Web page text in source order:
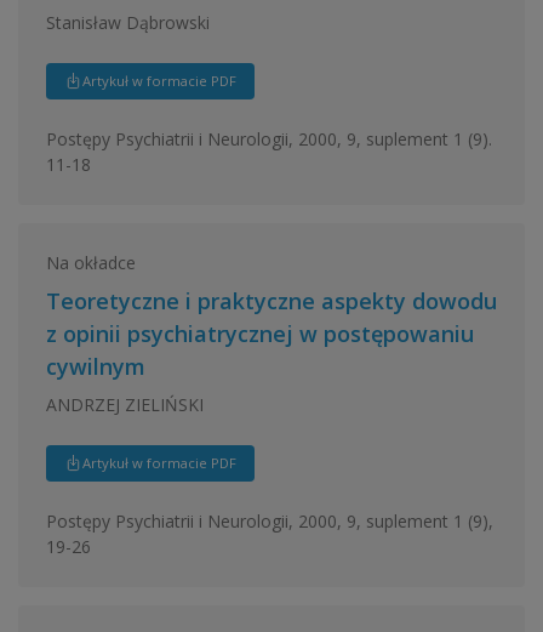
Stanisław Dąbrowski
Artykuł w formacie PDF
Postępy Psychiatrii i Neurologii, 2000, 9, suplement 1 (9).
11-18
Na okładce
Teoretyczne i praktyczne aspekty dowodu
z opinii psychiatrycznej w postępowaniu
cywilnym
ANDRZEJ ZIELIŃSKI
Artykuł w formacie PDF
Postępy Psychiatrii i Neurologii, 2000, 9, suplement 1 (9),
19-26